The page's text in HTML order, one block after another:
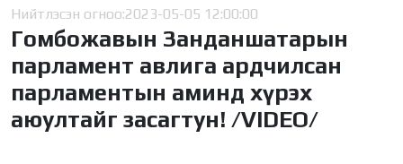
Нийтлэсэн огноо:2023-05-05 12:00:00
Гомбожавын Занданшатарын
парламент авлига ардчилсан
парламентын аминд хүрэх
аюултайг засагтун! /VIDEO/